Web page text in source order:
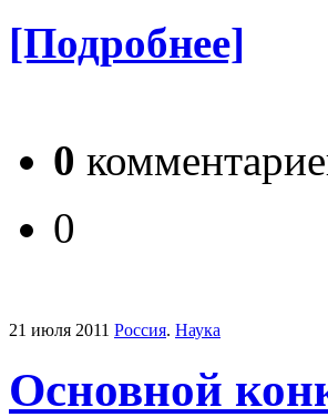
[Подробнее]
0
0
21 июля 2011 Россия. Наука
Основной